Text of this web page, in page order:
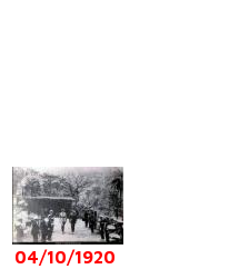
04/10/1920